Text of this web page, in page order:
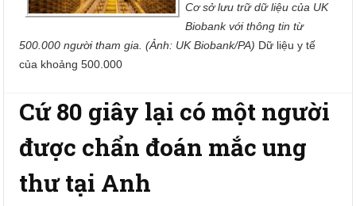
Cơ sở lưu trữ dữ liệu của UK
Biobank với thông tin từ
500.000 người tham gia. (Ảnh: UK Biobank/PA) Dữ liệu y tế
của khoảng 500.000
Cứ 80 giây lại có một người
được chẩn đoán mắc ung
thư tại Anh